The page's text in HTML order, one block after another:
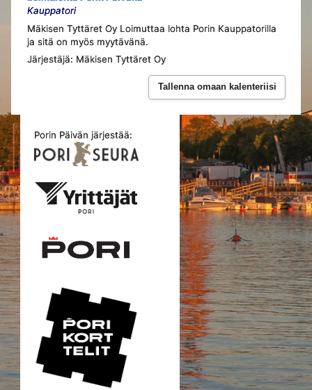
Kauppatori
Mäkisen Tyttäret Oy Loimuttaa lohta Porin Kauppatorilla
ja sitä on myös myytävänä.
Järjestäjä: Mäkisen Tyttäret Oy
Tallenna omaan kalenteriisi
Porin Päivän järjestää: